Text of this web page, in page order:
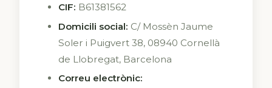
CIF: B61381562
Domicili social: C/ Mossèn Jaume
Soler i Puigvert 38, 08940 Cornellà
de Llobregat, Barcelona
Correu electrònic: